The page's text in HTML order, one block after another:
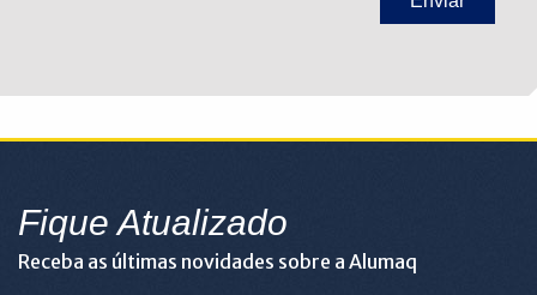
Fique Atualizado
Receba as últimas novidades sobre a Alumaq